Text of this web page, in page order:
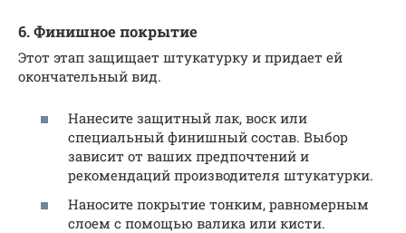
6. Финишное покрытие
Этот этап защищает штукатурку и придает ей
окончательный вид.
Нанесите защитный лак, воск или
специальный финишный состав. Выбор
зависит от ваших предпочтений и
рекомендаций производителя штукатурки.
Наносите покрытие тонким, равномерным
слоем с помощью валика или кисти.